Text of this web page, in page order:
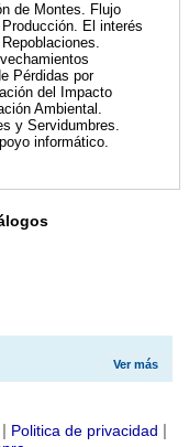
de Montes. Flujo
El interés
Pérdidas por
del Impacto
Ambiental.
y Servidumbres.
informático.
Ver más
Politica de privacidad |